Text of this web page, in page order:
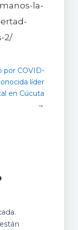
la-
2/
por COVID-
líder
en Cúcuta
→